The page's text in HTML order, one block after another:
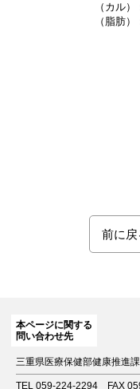
（カル
（脂肪
前に戻
本ページに関する
問い合わせ先
三重県医療保健部健康推進課
TEL 059-224-2294 FAX